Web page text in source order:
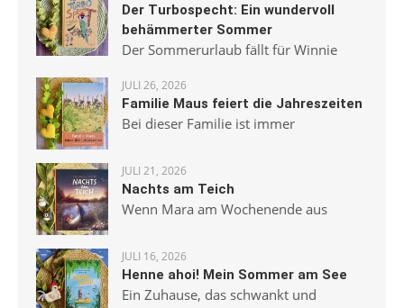
Der Turbospecht: Ein wundervoll
behämmerter Sommer
Der Sommerurlaub fällt für Winnie
JULI 26, 2026
Familie Maus feiert die Jahreszeiten
Bei dieser Familie ist immer
JULI 21, 2026
Nachts am Teich
Wenn Mara am Wochenende aus
JULI 16, 2026
Henne ahoi! Mein Sommer am See
Ein Zuhause, das schwankt und